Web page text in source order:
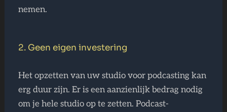
nemen.
2. Geen eigen investering
Het opzetten van uw studio voor podcasting kan
erg duur zijn. Er is een aanzienlijk bedrag nodig
om je hele studio op te zetten. Podcast-